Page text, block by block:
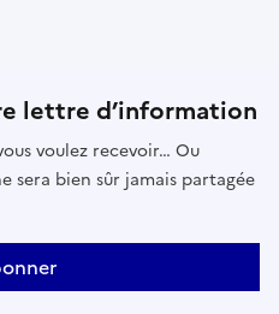
lettre d’information
voulez recevoir… Ou
sera bien sûr jamais partagée